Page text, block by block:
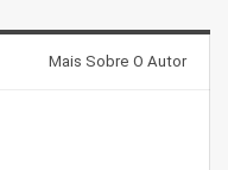
Mais Sobre O Autor